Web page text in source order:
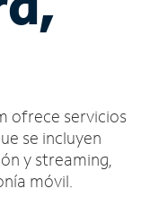
ofrece servicios
se incluyen
y streaming,
móvil.